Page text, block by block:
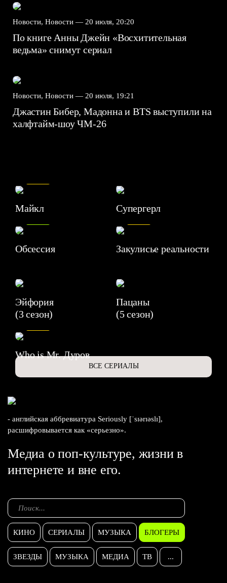
Новости, Новости — 20 июля, 20:20
По книге Анны Джейн «Восхитительная
ведьма» снимут сериал
Новости, Новости — 20 июля, 19:21
Джастин Бибер, Мадонна и BTS выступили на
халфтайм-шоу ЧМ-26
Майкл Супергерл
Обсессия
7.1
Закулисье реальности
Эйфория
(3 сезон)
Пацаны
(5 сезон)
6.3
Who is Mr. Дуров
ВСЕ СЕРИАЛЫ
- английская аббревиатура Seriously [ˈsɪərɪəslɪ],
расшифровывается как «серьезно».
Медиа о поп-культуре, жизни в
интернете и вне его.
КИНО СЕРИАЛЫ МУЗЫКА БЛОГЕРЫ
ЗВЕЗДЫ МУЗЫКА МЕДИА ТВ ...